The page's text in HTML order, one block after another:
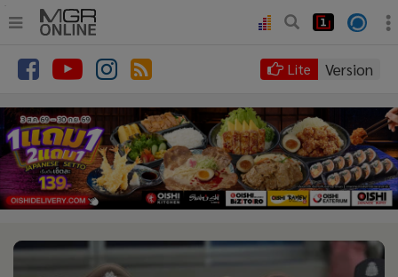
• หน้าหลัก
• ภาคใต้
• ภูมิภาค
• Online Section
• บันเทิง
คอลัมนิสต์
Lite Version